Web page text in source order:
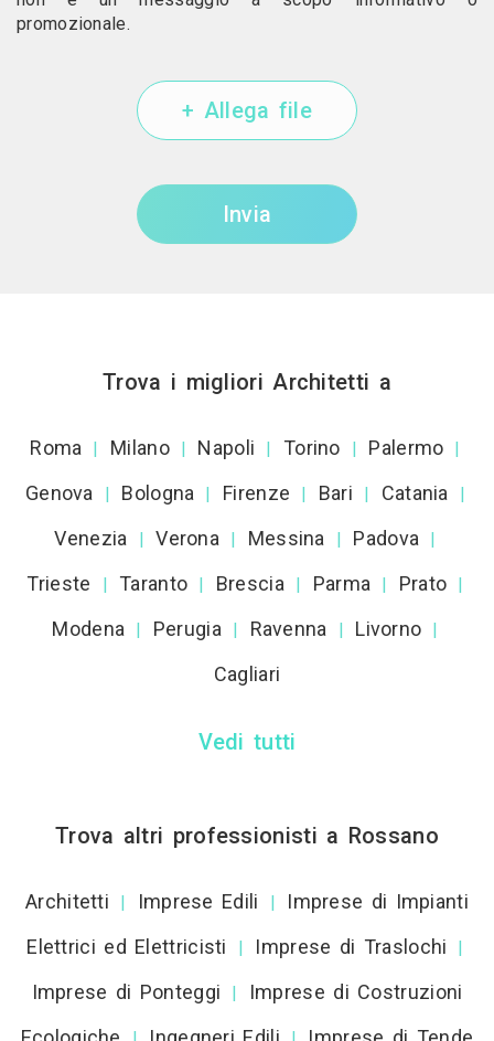
promozionale.
+ Allega file
Invia
Trova i migliori Architetti a
Roma | Milano | Napoli | Torino | Palermo |
Genova | Bologna | Firenze | Bari | Catania |
Venezia | Verona | Messina | Padova |
Trieste | Taranto | Brescia | Parma | Prato |
Modena | Perugia | Ravenna | Livorno |
Cagliari
Vedi tutti
Trova altri professionisti a Rossano
Architetti | Imprese Edili |
Imprese di Impianti
Elettrici ed Elettricisti
| Imprese di Traslochi |
Imprese di Ponteggi |
Imprese di Costruzioni